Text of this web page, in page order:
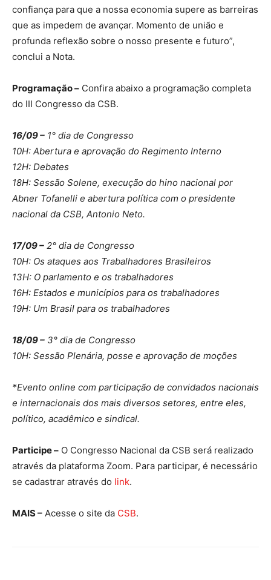
confiança para que a nossa economia supere as barreiras
que as impedem de avançar. Momento de união e
profunda reflexão sobre o nosso presente e futuro”,
conclui a Nota.
Programação – Confira abaixo a programação completa
do III Congresso da CSB.
16/09 – 1° dia de Congresso
10H: Abertura e aprovação do Regimento Interno
12H: Debates
18H: Sessão Solene, execução do hino nacional por
Abner Tofanelli e abertura política com o presidente
nacional da CSB, Antonio Neto.
17/09 – 2° dia de Congresso
10H: Os ataques aos Trabalhadores Brasileiros
13H: O parlamento e os trabalhadores
16H: Estados e municípios para os trabalhadores
19H: Um Brasil para os trabalhadores
18/09 – 3° dia de Congresso
10H: Sessão Plenária, posse e aprovação de moções
*Evento online com participação de convidados nacionais
e internacionais dos mais diversos setores, entre eles,
político, acadêmico e sindical.
Participe – O Congresso Nacional da CSB será realizado
através da plataforma Zoom. Para participar, é necessário
se cadastrar através do link.
MAIS – Acesse o site da CSB.